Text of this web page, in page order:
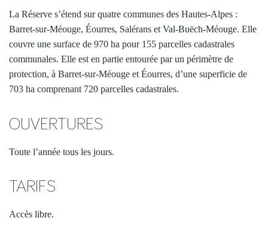
La Réserve s’étend sur quatre communes des Hautes-Alpes :
Barret-sur-Méouge, Éourres, Salérans et Val-Buëch-Méouge. Elle
couvre une surface de 970 ha pour 155 parcelles cadastrales
communales. Elle est en partie entourée par un périmètre de
protection, à Barret-sur-Méouge et Éourres, d’une superficie de
703 ha comprenant 720 parcelles cadastrales.
OUVERTURES
Toute l’année tous les jours.
TARIFS
Accès libre.